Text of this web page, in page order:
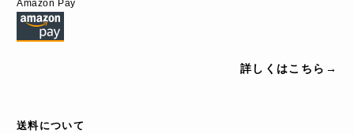
Amazon Pay
詳しくはこちら→
送料について